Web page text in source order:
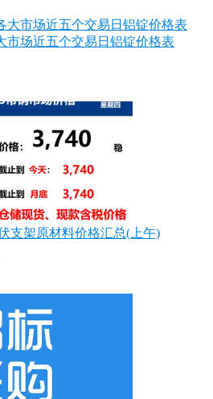
市场近五个交易日铝锭价格表
支架原材料价格汇总(上午)